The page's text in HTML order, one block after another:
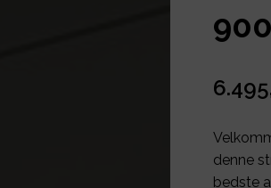
denne
bedste